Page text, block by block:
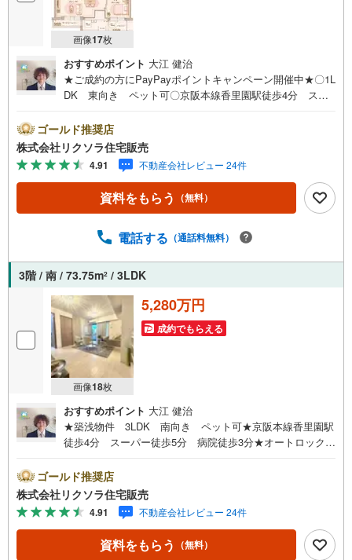
画像17枚
おすすめポイント 大江 健治
★ご成約の方にPayPayポイントキャンペーン開催中★〇1L
DK 東向き ペット可〇京阪本線香里園駅徒歩4分 スー
ス ウォークインクローゼット■営業時間 9:30～20:00 ■
即日案内可能！※当日・翌日のご案内はお電話でのお問合せ
がスムーズ■定休日 毎週水曜日◇弊社ホームページよりLI
NEでのお問合せも好評！◇不動産情報サイト未掲載物件、
弊社ホームページに多数掲載！◇学校区物件検索も充実！
ご希望の学校区での物件探しに便利！「リクソラ住宅販
産会社・他サイトの掲載物件もまとめてご案内可能リフォ
ローン無料相談会 随時開催中】〇お客様の条件にベスト
な住宅ローン商品のご提案〇住宅ローンの金利や優遇率、
審査基準などを詳しくご説明〇住宅ローンとリフォームロ
ーンの一体型商品もご提案〇仕事や収入・現在過去の借入
による住宅ローンへの問題解決是非ともお問合せ下さい
ゴールド推奨店
株式会社リクソラ住宅販売
4.91 不動産会社レビュー 24件
資料をもらう （無料）
電話する （通話料無料）
3階 / 南 / 73.75m2 / 3LDK
画像18枚
5,280万円
成約でもらえる
おすすめポイント 大江 健治
★築浅物件 3LDK 南向き ペット可★京阪本線香里園駅
徒歩4分 スーパー徒歩5分 病院徒歩3分★オートロック
案内可能！※当日・翌日のご案内はお電話でのお問合せがス
ムーズ■定休日 毎週水曜日 夏季 年末年始◇弊社ホーム
ページよりLINEでのお問合せも好評！◇不動産情報サイト
未掲載物件、弊社ホームページに多数掲載！◇学校区物件
検索も充実！ご希望の学校区での物件探しに便利！「リク
ソラ住宅販売」で検索！是非ご覧ください他の気になる物
ゴールド推奨店
株式会社リクソラ住宅販売
4.91 不動産会社レビュー 24件
資料をもらう （無料）